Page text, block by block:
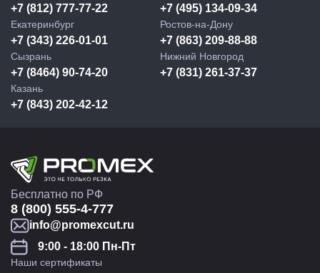
+7 (812) 777-77-22 +7 (495) 134-09-34
Екатеринбург
+7 (343) 226-01-01
Ростов-на-Дону
+7 (863) 209-88-88
Сызрань
+7 (8464) 90-74-20
Нижний Новгород
+7 (831) 261-37-37
Казань
+7 (843) 202-42-12
Бесплатно по РФ
8 (800) 555-4-777
info@promexcut.ru
9:00 - 18:00 Пн-Пт
Наши сертификаты